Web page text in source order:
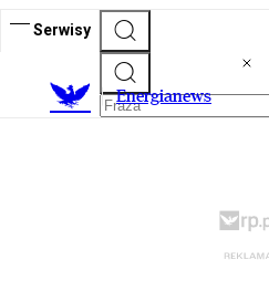
Serwisy
Energianews